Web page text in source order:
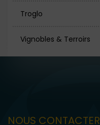
Troglo
Vignobles & Terroirs
NOUS CONTACTER